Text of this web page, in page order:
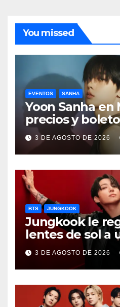
You missed
EVENTOS SANHA
Yoon Sanha en
precios y
FANCON
3 DE AGOSTO DE 2026
BTS JUNGKOOK
Jungkook le
lentes de sol a
durante
3 DE AGOSTO DE 2026